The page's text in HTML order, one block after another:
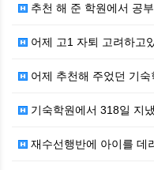
추천 해 준 학원에서 공
어제 고1 자퇴 고려하고
어제 추천해 주었던 기
기숙학원에서 318일 지
재수선행반에 아이를 데